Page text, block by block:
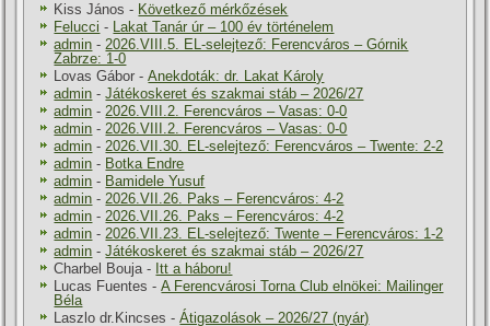
Kiss János - Következő mérkőzések
Felucci - Lakat Tanár úr – 100 év történelem
admin -2026.VIII.5. EL-selejtező: Ferencváros – Górnik
Zabrze: 1-0
Lovas Gábor -Anekdoták: dr. Lakat Károly
admin -Játékoskeret és szakmai stáb – 2026/27
admin -2026.VIII.2. Ferencváros – Vasas: 0-0
admin -2026.VIII.2. Ferencváros – Vasas: 0-0
admin -2026.VII.30. EL-selejtező: Ferencváros – Twente: 2-2
admin - Botka Endre
admin - Bamidele Yusuf
admin -2026.VII.26. Paks – Ferencváros: 4-2
admin -2026.VII.26. Paks – Ferencváros: 4-2
admin -2026.VII.23. EL-selejtező: Twente – Ferencváros: 1-2
admin -Játékoskeret és szakmai stáb – 2026/27
Charbel Bouja- Itt a háboru!
Lucas Fuentes -A Ferencvárosi Torna Club elnökei: Mailinger
Béla
Laszlo dr.Kincses -Átigazolások – 2026/27 (nyár)